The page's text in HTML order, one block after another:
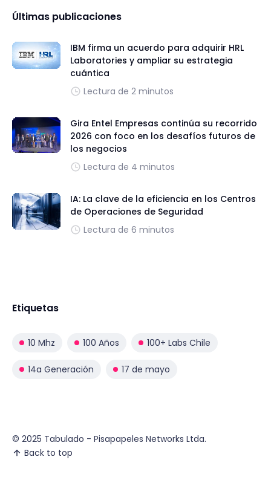
Últimas publicaciones
IBM firma un acuerdo para adquirir HRL
Laboratories y ampliar su estrategia
cuántica
Lectura de 2 minutos
Gira Entel Empresas continúa su recorrido
2026 con foco en los desafíos futuros de
los negocios
Lectura de 4 minutos
IA: La clave de la eficiencia en los Centros
de Operaciones de Seguridad
Lectura de 6 minutos
Etiquetas
10 Mhz 100 Años 100+ Labs Chile
14a Generación 17 de mayo
© 2025 Tabulado - Pisapapeles Networks Ltda.
Back to top